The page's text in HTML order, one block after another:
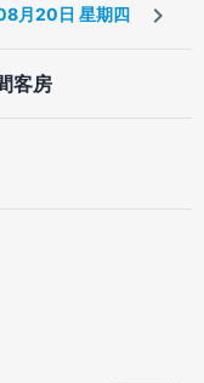
客房